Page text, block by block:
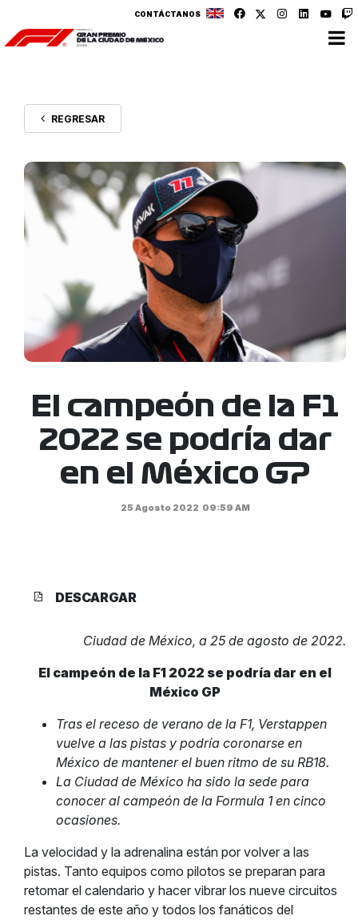
CONTÁCTANOS
REGRESAR
El campeón de la F1
2022 se podría dar
en el México GP
25 Agosto 2022 09:59 AM
DESCARGAR
Ciudad de México, a 25 de agosto de 2022.
El campeón de la F1 2022 se podría dar en el
México GP
Tras el receso de verano de la F1, Verstappen
vuelve a las pistas y podría coronarse en
México de mantener el buen ritmo de su RB18.
La Ciudad de México ha sido la sede para
conocer al campeón de la Formula 1 en cinco
ocasiones.
La velocidad y la adrenalina están por volver a las
pistas. Tanto equipos como pilotos se preparan para
retomar el calendario y hacer vibrar los nueve circuitos
restantes de este año y todos los fanáticos del